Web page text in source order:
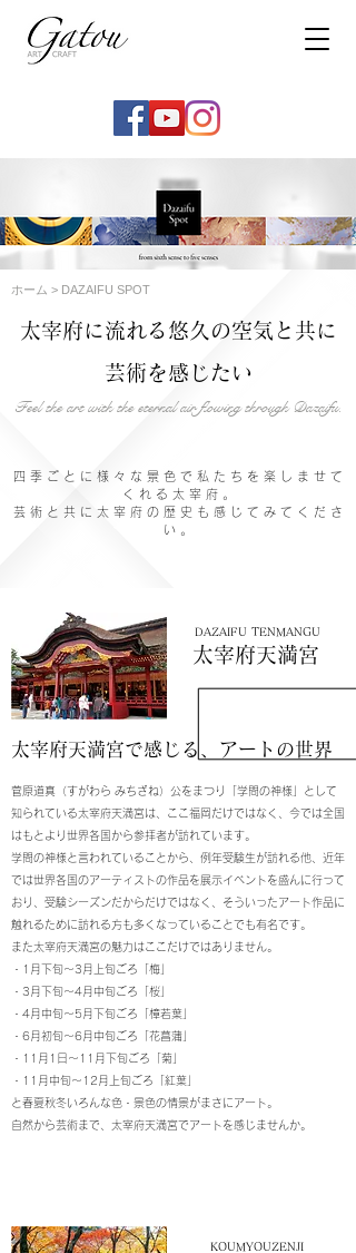
ホーム > DAZAIFU SPOT
太宰府に流れる悠久の空気と共に
芸術を感じたい
Feel the art with the eternal air flowing through Dazaifu.
四 季 ご と に 様 々 な 景 色 で 私 た ち を 楽 し ま せ て
く れ る 太 宰 府 。
芸 術 と 共 に 太 宰 府 の 歴 史 も 感 じ て み て く だ さ
い 。
太宰府天満宮
DAZAIFU TENMANGU
太宰府天満宮で感じる、アートの世界
菅原道真（すがわら みちざね）公をまつり「学問の神様」として
知られている太宰府天満宮は、ここ福岡だけではなく、今では全国
はもとより世界各国から参拝者が訪れています。
学問の神様と言われていることから、例年受験生が訪れる他、近年
では世界各国のアーティストの作品を展示イベントを盛んに行って
おり、受験シーズンだからだけではなく、そういったアート作品に
触れるために訪れる方も多くなっていることでも有名です。
また太宰府天満宮の魅力はここだけではありません。
・1月下旬〜3月上旬ごろ「梅」
・3月下旬～4月中旬ごろ「桜」
・4月中旬～5月下旬ごろ「樟若葉」
・6月初旬～6月中旬ごろ「花菖蒲」
・11月1日～11月下旬ごろ「菊」
・11月中旬～12月上旬ごろ「紅葉」
と春夏秋冬いろんな色・景色の情景がまさにアート。
自然から芸術まで、太宰府天満宮でアートを感じませんか。
KOUMYOUZENJI